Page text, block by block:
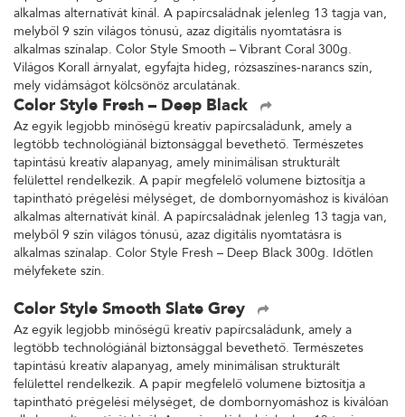
alkalmas alternatívát kínál. A papírcsaládnak jelenleg 13 tagja van,
melyből 9 szín világos tónusú, azaz digitális nyomtatásra is
alkalmas színalap. Color Style Smooth – Vibrant Coral 300g.
Világos Korall árnyalat, egyfajta hideg, rózsaszínes-narancs szín,
mely vidámságot kölcsönöz arculatának.
Color Style Fresh – Deep Black
Az egyik legjobb minőségű kreatív papírcsaládunk, amely a
legtöbb technológiánál biztonsággal bevethető. Természetes
tapintású kreatív alapanyag, amely minimálisan strukturált
felülettel rendelkezik. A papír megfelelő volumene biztosítja a
tapintható prégelési mélységet, de dombornyomáshoz is kiválóan
alkalmas alternatívát kínál. A papírcsaládnak jelenleg 13 tagja van,
melyből 9 szín világos tónusú, azaz digitális nyomtatásra is
alkalmas színalap. Color Style Fresh – Deep Black 300g. Időtlen
mélyfekete szín.
Color Style Smooth Slate Grey
Az egyik legjobb minőségű kreatív papírcsaládunk, amely a
legtöbb technológiánál biztonsággal bevethető. Természetes
tapintású kreatív alapanyag, amely minimálisan strukturált
felülettel rendelkezik. A papír megfelelő volumene biztosítja a
tapintható prégelési mélységet, de dombornyomáshoz is kiválóan